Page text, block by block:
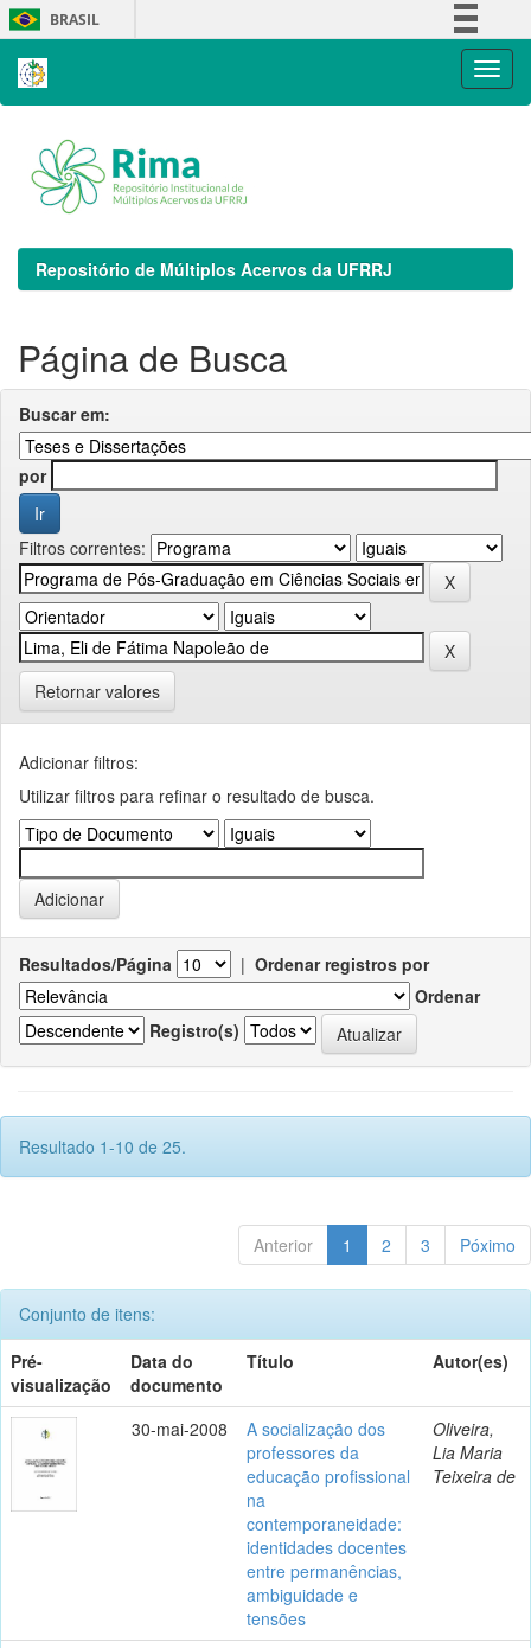
Skip
navigation
BRASIL
Repositório de Múltiplos Acervos da UFRRJ
Página de Busca
Buscar em:
por
Filtros correntes:
Retornar valores
Adicionar filtros:
Utilizar filtros para refinar o resultado de busca.
Resultados/Página | Ordenar registros por
Ordenar
Registro(s)
Resultado 1-10 de 25.
Anterior 1 2 3 Póximo
Conjunto de itens:
Pré-
visualização
Data do
documento
Título Autor(es)
30-mai-2008
A socialização dos
professores da
educação profissional
na
contemporaneidade:
identidades docentes
entre permanências,
ambiguidade e
tensões
Oliveira,
Lia Maria
Teixeira de